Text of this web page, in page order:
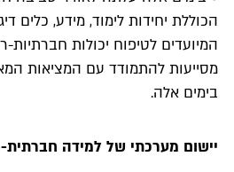
הכוללת יחידות לימוד, מידע, כלים
המיועדים לטיפוח יכולות חברתיות-
מסייעות להתמודד עם המציאות
בימים אלה.
יישום מערכתי של למידה